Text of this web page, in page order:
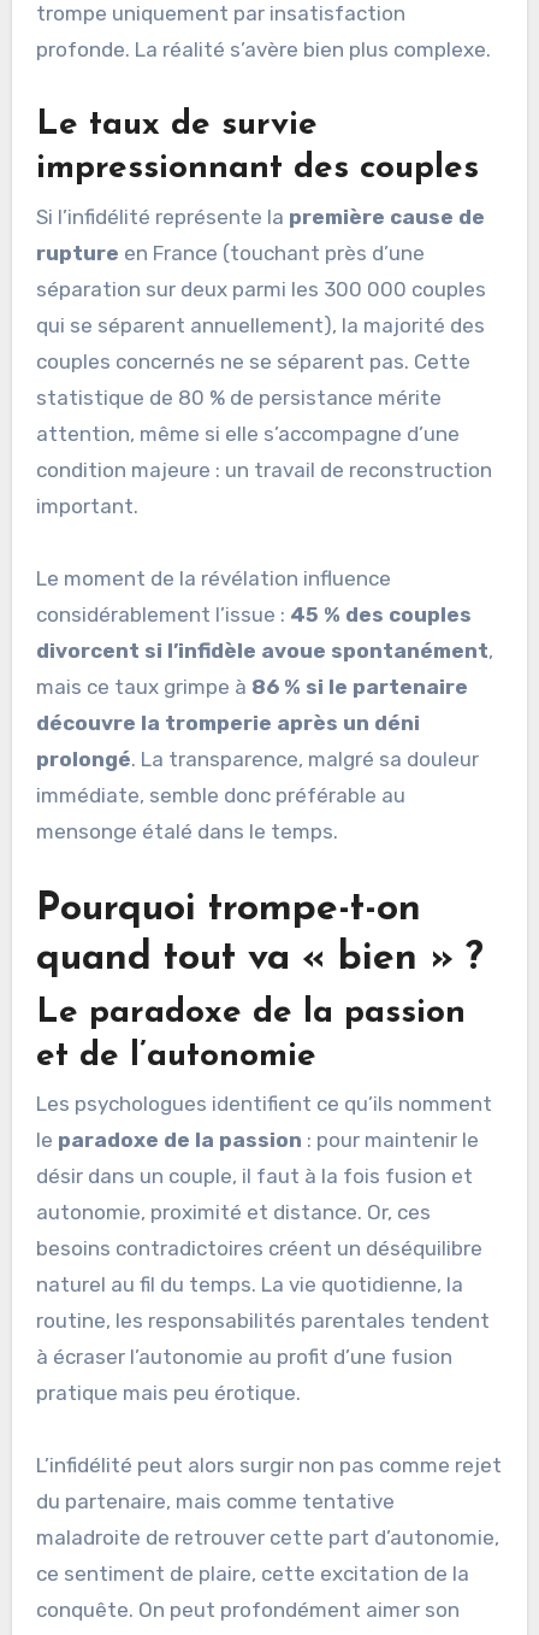
trompe uniquement par insatisfaction
profonde. La réalité s’avère bien plus complexe.
Le taux de survie
impressionnant des couples
Si l’infidélité représente la première cause de
rupture en France (touchant près d’une
séparation sur deux parmi les 300 000 couples
qui se séparent annuellement), la majorité des
couples concernés ne se séparent pas. Cette
statistique de 80 % de persistance mérite
attention, même si elle s’accompagne d’une
condition majeure : un travail de reconstruction
important.
Le moment de la révélation influence
considérablement l’issue : 45 % des couples
divorcent si l’infidèle avoue spontanément,
mais ce taux grimpe à 86 % si le partenaire
découvre la tromperie après un déni
prolongé. La transparence, malgré sa douleur
immédiate, semble donc préférable au
mensonge étalé dans le temps.
Pourquoi trompe-t-on
quand tout va « bien » ?
Le paradoxe de la passion
et de l’autonomie
Les psychologues identifient ce qu’ils nomment
le paradoxe de la passion : pour maintenir le
désir dans un couple, il faut à la fois fusion et
autonomie, proximité et distance. Or, ces
besoins contradictoires créent un déséquilibre
naturel au fil du temps. La vie quotidienne, la
routine, les responsabilités parentales tendent
à écraser l’autonomie au profit d’une fusion
pratique mais peu érotique.
L’infidélité peut alors surgir non pas comme rejet
du partenaire, mais comme tentative
maladroite de retrouver cette part d’autonomie,
ce sentiment de plaire, cette excitation de la
conquête. On peut profondément aimer son